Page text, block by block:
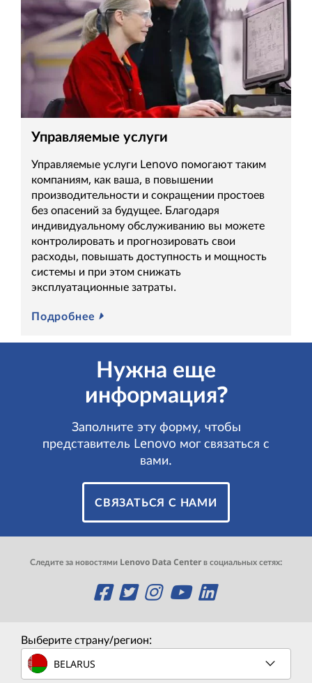
Управляемые услуги
Управляемые услуги Lenovo помогают таким
компаниям, как ваша, в повышении
производительности и сокращении простоев
без опасений за будущее. Благодаря
индивидуальному обслуживанию вы можете
контролировать и прогнозировать свои
расходы, повышать доступность и мощность
системы и при этом снижать
эксплуатационные затраты.
Подробнее
Нужна еще
информация?
Заполните эту форму, чтобы
представитель Lenovo мог связаться с
вами.
СВЯЗАТЬСЯ С НАМИ
Следите за новостями Lenovo Data Center в социальных сетях:
O
e
O
e
O
e
O
e
O
e
Выберите страну/регион:
BELARUS